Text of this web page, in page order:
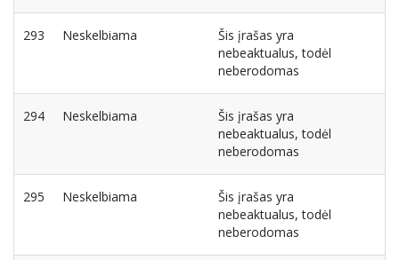
293 Neskelbiama
Šis įrašas yra
nebeaktualus, todėl
neberodomas
294 Neskelbiama
Šis įrašas yra
nebeaktualus, todėl
neberodomas
295 Neskelbiama
Šis įrašas yra
nebeaktualus, todėl
neberodomas